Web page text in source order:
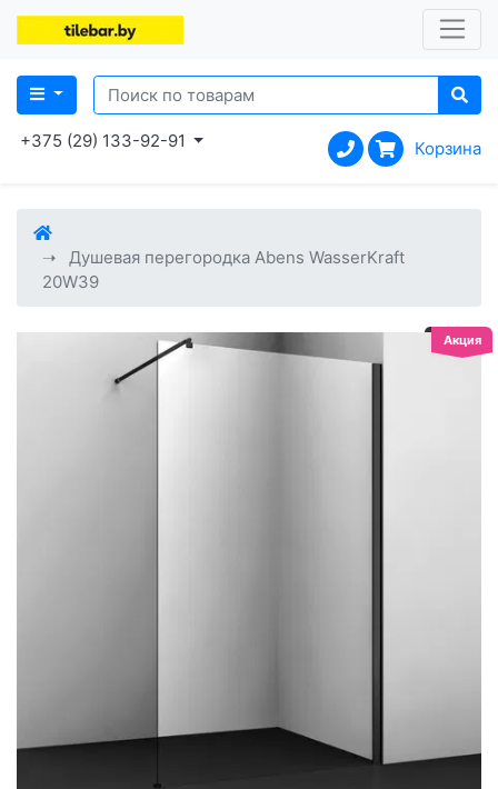
+375 (29) 133-92-91 Корзина
Душевая перегородка Abens WasserKraft
20W39
Акция